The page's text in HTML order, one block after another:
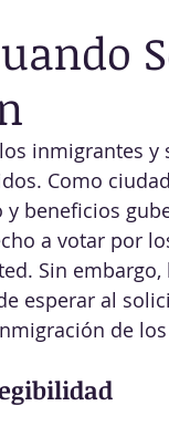
inmigrantes y
Como
beneficios
a votar por
Sin
esperar al
de los